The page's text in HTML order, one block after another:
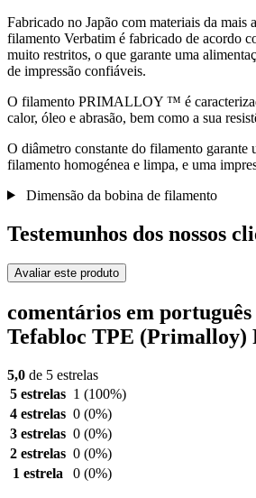
Fabricado no Japão com materiais da mais
filamento Verbatim é fabricado de acordo
muito restritos, o que garante uma
de impressão confiáveis.
O filamento PRIMALLOY ™ é
calor, óleo e abrasão, bem como a sua
O diâmetro constante do filamento garante
filamento homogénea e limpa, e uma
Dimensão da bobina de filamento
Testemunhos dos nossos
Avaliar este produto
comentários em
Tefabloc TPE (Primalloy)
5,0 de 5 estrelas
5 estrelas 1 (100%)
4 estrelas 0 (0%)
3 estrelas 0 (0%)
2 estrelas 0 (0%)
1 estrela
0 (0%)